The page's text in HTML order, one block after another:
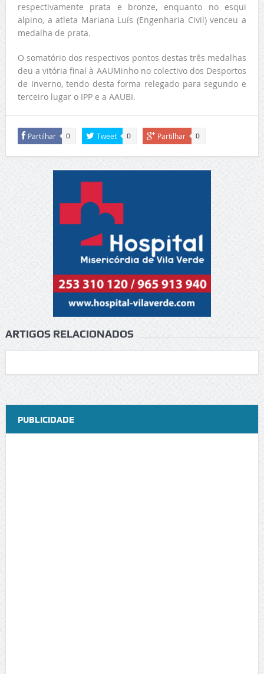
respectivamente prata e bronze, enquanto no esqui
alpino, a atleta Mariana Luís (Engenharia Civil) venceu a
medalha de prata.
O somatório dos respectivos pontos destas três medalhas
deu a vitória final à AAUMinho no colectivo dos Desportos
de Inverno, tendo desta forma relegado para segundo e
terceiro lugar o IPP e a AAUBI.
Partilhar 0 Tweet 0 Partilhar 0
ARTIGOS RELACIONADOS
PUBLICIDADE